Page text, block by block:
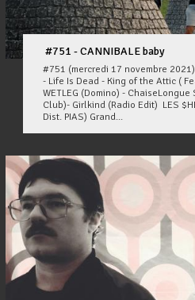
#751 - CANNIBALE baby
#751 (mercredi 17 novembre
- Life Is Dead - King of the Attic (
WETLEG (Domino) - ChaiseLongue
Club)- Girlkind (Radio Edit) LES
Dist. PIAS) Grand...